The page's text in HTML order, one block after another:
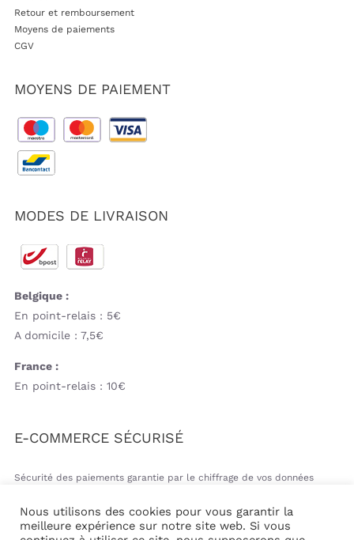
Retour et remboursement
Moyens de paiements
CGV
MOYENS DE PAIEMENT
MODES DE LIVRAISON
Belgique :
En point-relais : 5€
A domicile : 7,5€
France :
En point-relais : 10€
E-COMMERCE SÉCURISÉ
Sécurité des paiements garantie par le chiffrage de vos données
Nous utilisons des cookies pour vous garantir la
meilleure expérience sur notre site web. Si vous